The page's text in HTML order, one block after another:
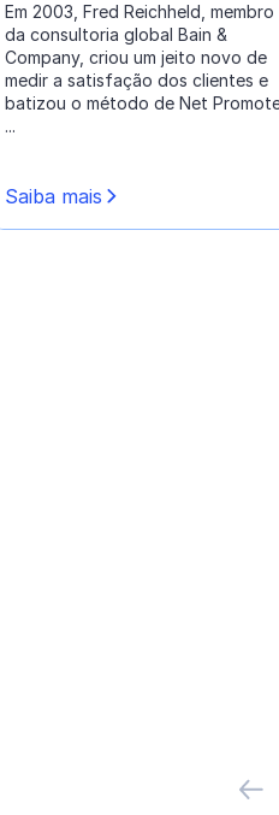
Em 2003, Fred Reichheld, membro
da consultoria global Bain &
Company, criou um jeito novo de
medir a satisfação dos clientes e
batizou o método de Net
...
Saiba mais